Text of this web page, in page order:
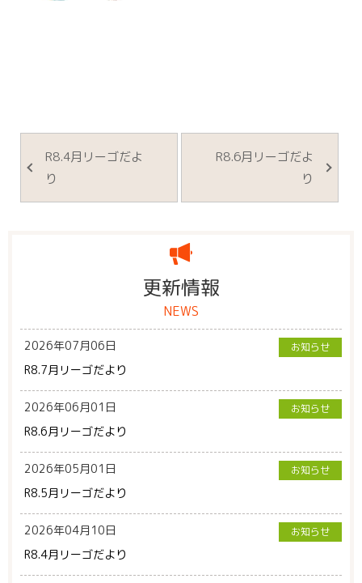
R8.4月リーゴだよ
り
R8.6月リーゴだよ
り
更新情報
NEWS
2026年07月06日 お知らせ
R8.7月リーゴだより
2026年06月01日 お知らせ
R8.6月リーゴだより
2026年05月01日 お知らせ
R8.5月リーゴだより
2026年04月10日 お知らせ
R8.4月リーゴだより